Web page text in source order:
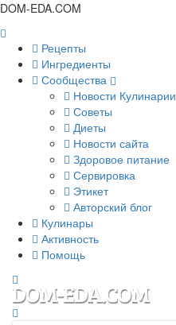
DOM-EDA.COM
Рецепты
Ингредиенты
Сообщества
Новости Кулинарии
Советы
Диеты
Новости сайта
Здоровое питание
Сервировка
Этикет
Авторский блог
Кулинары
Активность
Помощь